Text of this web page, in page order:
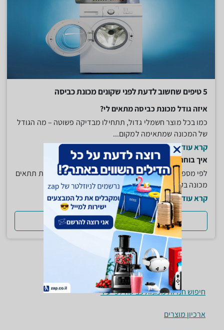
5 טיפים שחשוב לדעת לפני שקונים מכונת כביסה
איזה גודל מכונת כביסה מתאים לי?
כמו בכל מוצר חשמלי גדול, תתחילו מבדיקה פשוטה – מה הגודל
של המכונה שמתאימה למקום...
קרא עוד
איך בוחרים את הקיבולת של המכונה?
לפי מספר הנפשות שיש במשפחה. לבית עם 3 או 4 נפשות תתאים
מכונה בקיבולת של 5 או 6...
קרא עוד
למדריך המלא
חיפוש חנויות מכונות כביסה לפי עיר
ארכיון מוצרים